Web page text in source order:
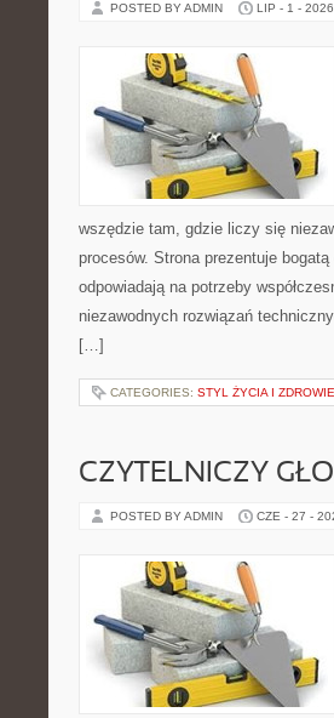
POSTED BY ADMIN LIP - 1 - 2026
wszędzie tam, gdzie liczy się
procesów. Strona prezentuje
odpowiadają na potrzeby
niezawodnych rozwiązań
[…]
CATEGORIES: STYL ŻYCIA I ZDROWIE
CZYTELNICZY
POSTED BY ADMIN CZE - 27 -